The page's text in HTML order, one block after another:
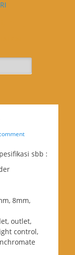
sbb :
8mm,
outlet,
control,